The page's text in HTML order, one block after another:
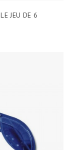
JEU DE 6